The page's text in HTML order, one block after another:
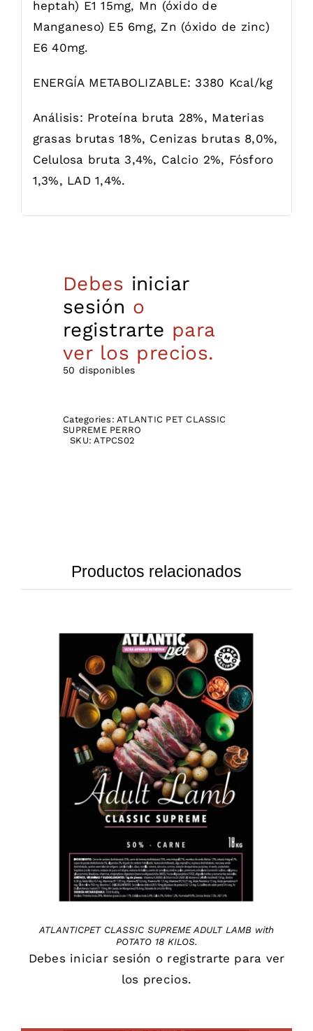
heptah) E1 15mg, Mn (óxido de
Manganeso) E5 6mg, Zn (óxido de zinc)
E6 40mg.
ENERGÍA METABOLIZABLE: 3380 Kcal/kg
Análisis: Proteína bruta 28%, Materias
grasas brutas 18%, Cenizas brutas 8,0%,
Celulosa bruta 3,4%, Calcio 2%, Fósforo
1,3%, LAD 1,4%.
Debes iniciar
sesión o
registrarte para
ver los precios.
50 disponibles
Categories:ATLANTIC PET CLASSIC
SUPREME PERRO
SKU:ATPCS02
Productos relacionados
DETAILS
ATLANTICPET CLASSIC SUPREME ADULT LAMB with
POTATO 18 KILOS.
Debes iniciar sesión o registrarte para ver
los precios.